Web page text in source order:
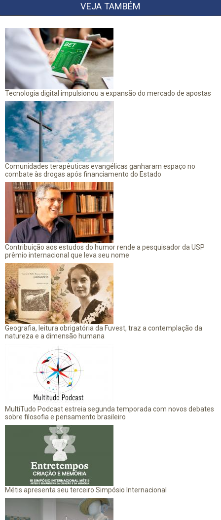
VEJA TAMBÉM
Tecnologia digital impulsionou a expansão do mercado de apostas
Comunidades terapêuticas evangélicas ganharam espaço no
combate às drogas após financiamento do Estado
Contribuição aos estudos do humor rende a pesquisador da USP
prêmio internacional que leva seu nome
Geografia, leitura obrigatória da Fuvest, traz a contemplação da
natureza e a dimensão humana
MultiTudo Podcast estreia segunda temporada com novos debates
sobre filosofia e pensamento brasileiro
Métis apresenta seu terceiro Simpósio Internacional